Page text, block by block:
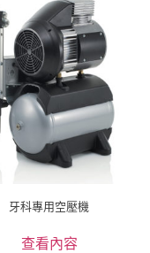
牙科專用空壓機
查看內容